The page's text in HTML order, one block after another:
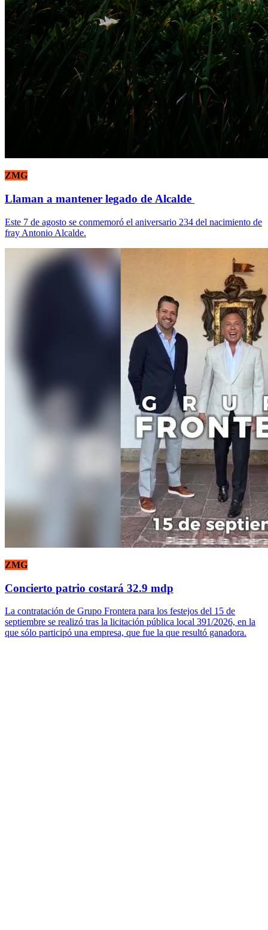
ZMG
Llaman a mantener legado de Alcalde
Este 7 de agosto se conmemoró el aniversario 234 del nacimiento de
fray Antonio Alcalde.
ZMG
Concierto patrio costará 32.9 mdp
La contratación de Grupo Frontera para los festejos del 15 de
septiembre se realizó tras la licitación pública local 391/2026, en la
que sólo participó una empresa, que fue la que resultó ganadora.